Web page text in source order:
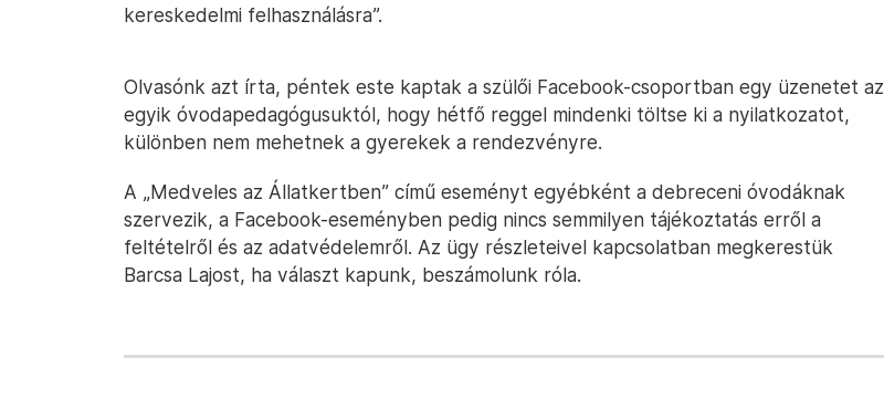
kereskedelmi felhasználásra”.
Olvasónk azt írta, péntek este kaptak a szülői Facebook-csoportban egy üzenetet az
egyik óvodapedagógusuktól, hogy hétfő reggel mindenki töltse ki a nyilatkozatot,
különben nem mehetnek a gyerekek a rendezvényre.
A „Medveles az Állatkertben” című eseményt egyébként a debreceni óvodáknak
szervezik, a Facebook-eseményben pedig nincs semmilyen tájékoztatás erről a
feltételről és az adatvédelemről. Az ügy részleteivel kapcsolatban megkerestük
Barcsa Lajost, ha választ kapunk, beszámolunk róla.